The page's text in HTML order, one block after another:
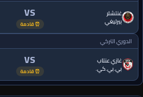
غنتشلر
بيرليغي
VS
⏰ قادمة
الدوري التركي
غازي عنتاب
بي.بي.كي.
VS
⏰ قادمة